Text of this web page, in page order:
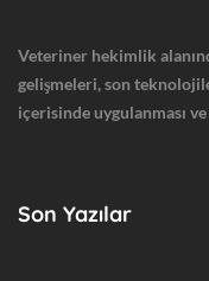
Veteriner hekimlik
gelişmeleri, son
içerisinde uygulanması
Son Yazılar